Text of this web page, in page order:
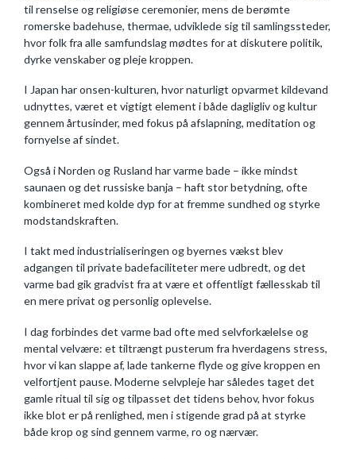
til renselse og religiøse ceremonier, mens de berømte
romerske badehuse, thermae, udviklede sig til samlingssteder,
hvor folk fra alle samfundslag mødtes for at diskutere politik,
dyrke venskaber og pleje kroppen.
I Japan har onsen-kulturen, hvor naturligt opvarmet kildevand
udnyttes, været et vigtigt element i både dagligliv og kultur
gennem årtusinder, med fokus på afslapning, meditation og
fornyelse af sindet.
Også i Norden og Rusland har varme bade – ikke mindst
saunaen og det russiske banja – haft stor betydning, ofte
kombineret med kolde dyp for at fremme sundhed og styrke
modstandskraften.
I takt med industrialiseringen og byernes vækst blev
adgangen til private badefaciliteter mere udbredt, og det
varme bad gik gradvist fra at være et offentligt fællesskab til
en mere privat og personlig oplevelse.
I dag forbindes det varme bad ofte med selvforkælelse og
mental velvære: et tiltrængt pusterum fra hverdagens stress,
hvor vi kan slappe af, lade tankerne flyde og give kroppen en
velfortjent pause. Moderne selvpleje har således taget det
gamle ritual til sig og tilpasset det tidens behov, hvor fokus
ikke blot er på renlighed, men i stigende grad på at styrke
både krop og sind gennem varme, ro og nærvær.